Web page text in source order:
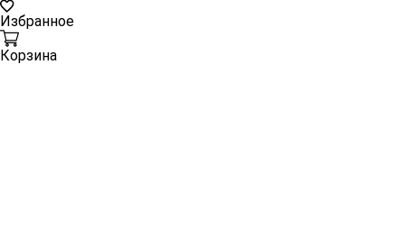
Избранное
Корзина